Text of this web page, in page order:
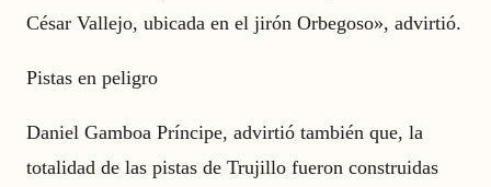
César Vallejo, ubicada en el jirón Orbegoso», advirtió.
Pistas en peligro
Daniel Gamboa Príncipe, advirtió también que, la
totalidad de las pistas de Trujillo fueron construidas